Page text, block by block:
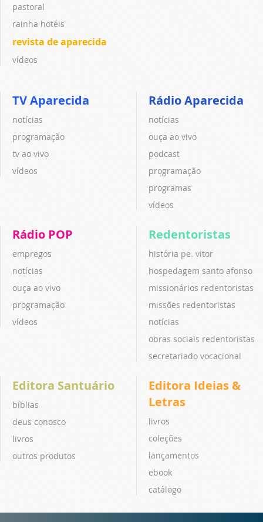
pastoral
rainha hotéis
revista de aparecida
vídeos
TV Aparecida
notícias
programação
tv ao vivo
vídeos
Rádio Aparecida
notícias
ouça ao vivo
podcast
programação
programas
vídeos
Rádio POP
empregos
notícias
ouça ao vivo
programação
vídeos
Redentoristas
história pe. vitor
hospedagem santo afonso
missionários redentoristas
missões redentoristas
notícias
obras sociais redentoristas
secretariado vocacional
Editora Santuário
bíblias
deus conosco
livros
outros produtos
Editora Ideias &
Letras
livros
coleções
lançamentos
ebook
catálogo